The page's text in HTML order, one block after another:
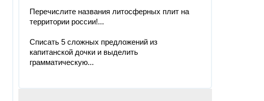
Перечислите названия литосферных плит на
территории россии!...
Списать 5 сложных предложений из
капитанской дочки и выделить
грамматическую...